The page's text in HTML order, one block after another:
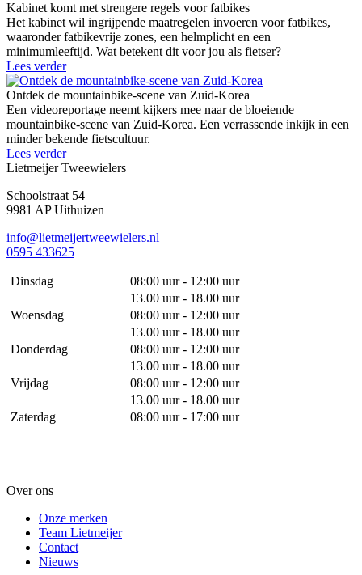
Kabinet komt met strengere regels voor fatbikes
Het kabinet wil ingrijpende maatregelen invoeren voor fatbikes,
waaronder fatbikevrije zones, een helmplicht en een
minimumleeftijd. Wat betekent dit voor jou als fietser?
Lees verder
Ontdek de mountainbike-scene van Zuid-Korea
Een videoreportage neemt kijkers mee naar de bloeiende
mountainbike-scene van Zuid-Korea. Een verrassende inkijk in een
minder bekende fietscultuur.
Lees verder
Lietmeijer Tweewielers
Schoolstraat 54
9981 AP Uithuizen
info@lietmeijertweewielers.nl
0595 433625
Dinsdag
08:00 uur - 12:00 uur
13.00 uur - 18.00 uur
Woensdag
08:00 uur - 12:00 uur
13.00 uur - 18.00 uur
Donderdag
08:00 uur - 12:00 uur
13.00 uur - 18.00 uur
Vrijdag
08:00 uur - 12:00 uur
13.00 uur - 18.00 uur
Zaterdag
08:00 uur - 17:00 uur
Over ons
Onze merken
Team Lietmeijer
Contact
Nieuws